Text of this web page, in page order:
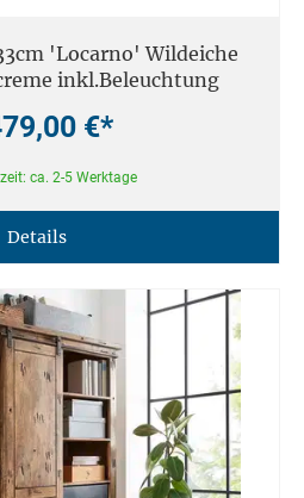
'Locarno' Wildeiche
inkl.Beleuchtung
€*
ca. 2-5 Werktage
Details